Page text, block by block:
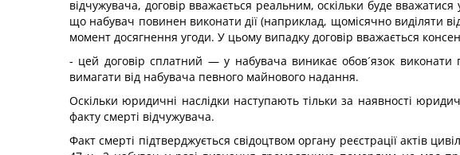
відчужувача, договір вважається реальним, оскільки буде
що набувач повинен виконати дії (наприклад, щомісячно виділяти
момент досягнення угоди. У цьому випадку договір вважається
- цей договір сплатний — у набувача виникає обов´язок
вимагати від набувача певного майнового надання.
Оскільки юридичні наслідки наступають тільки за наявності
факту смерті відчужувача.
Факт смерті підтверджується свідоцтвом органу реєстрації актів